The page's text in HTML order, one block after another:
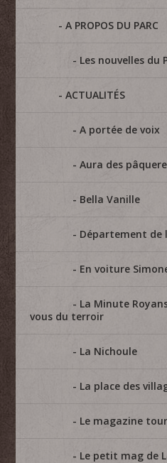
A PROPOS DU PARC
Les nouvelles du
ACTUALITÉS
A portée de voix
Aura des
Bella Vanille
Département de
En voiture
La Minute
vous du terroir
La Nichoule
La place des
Le magazine
Le petit mag de